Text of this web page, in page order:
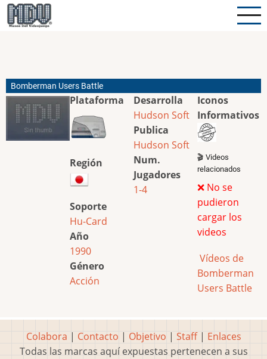
Pasar
al
Bomberman Users Battle
Plataforma
Región
Soporte
Hu-Card
Año
1990
Género
Acción
Desarrolla
Hudson Soft
Publica
Hudson Soft
Num.
Jugadores
1-4
Iconos
Informativos
🎬 Videos
relacionados
❌ No se
pudieron
cargar los
videos
Vídeos de
Bomberman
Users Battle
Colabora | Contacto | Objetivo | Staff| Enlaces
Todas las marcas aquí expuestas pertenecen a sus